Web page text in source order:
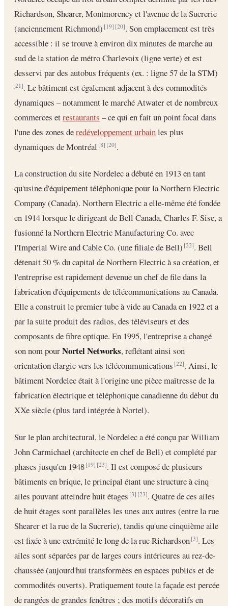
Richardson, Shearer, Montmorency et l'avenue de la Sucrerie
(anciennement Richmond)[19] [20]. Son emplacement est très
accessible : il se trouve à environ dix minutes de marche au
sud de la station de métro Charlevoix (ligne verte) et est
desservi par des autobus fréquents (ex. : ligne 57 de la STM)
[21]. Le bâtiment est également adjacent à des commodités
dynamiques – notamment le marché Atwater et de nombreux
commerces etrestaurants – ce qui en fait un point focal dans
l'une des zones deredéveloppement urbainles plus
dynamiques de Montréal[8] [20].
La construction du site Nordelec a débuté en 1913 en tant
qu'usine d'équipement téléphonique pour la Northern Electric
Company (Canada). Northern Electric a elle-même été fondée
en 1914 lorsque le dirigeant de Bell Canada, Charles F. Sise, a
fusionné la Northern Electric Manufacturing Co. avec
l'Imperial Wire and Cable Co. (une filiale de Bell)[22]. Bell
détenait 50 % du capital de Northern Electric à sa création, et
l'entreprise est rapidement devenue un chef de file dans la
fabrication d'équipements de télécommunications au Canada.
Elle a construit le premier tube à vide au Canada en 1922 et a
par la suite produit des radios, des téléviseurs et des
composants de fibre optique. En 1995, l'entreprise a changé
son nom pourNortel Networks, reflétant ainsi son
orientation élargie vers les télécommunications[22]. Ainsi, le
bâtiment Nordelec était à l'origine une pièce maîtresse de la
fabrication électrique et téléphonique canadienne du début du
XXe siècle (plus tard intégrée à Nortel).
Sur le plan architectural, le Nordelec a été conçu par William
John Carmichael (architecte en chef de Bell) et complété par
phases jusqu'en 1948[19] [23]. Il est composé de plusieurs
bâtiments en brique, le principal étant une structure à cinq
ailes pouvant atteindre huit étages[3] [23]. Quatre de ces ailes
de huit étages sont parallèles les unes aux autres (entre la rue
Shearer et la rue de la Sucrerie), tandis qu'une cinquième aile
est fixée à une extrémité le long de la rue Richardson[3]. Les
ailes sont séparées par de larges cours intérieures au rez-de-
chaussée (aujourd'hui transformées en espaces publics et de
commodités ouverts). Pratiquement toute la façade est percée
de rangées de grandes fenêtres ; des motifs décoratifs en